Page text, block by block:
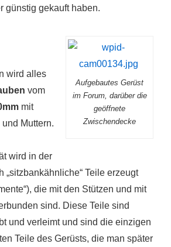
günstig gekauft haben.
Aufgebautes Gerüst
im Forum, darüber die
geöffnete
Zwischendecke
wird alles
vom
mit
Muttern.
wird in der
„sitzbankähnliche“ Teile erzeugt
die mit den Stützen und mit
sind. Diese Teile sind
und verleimt und sind die einzigen
Teile des Gerüsts, die man später